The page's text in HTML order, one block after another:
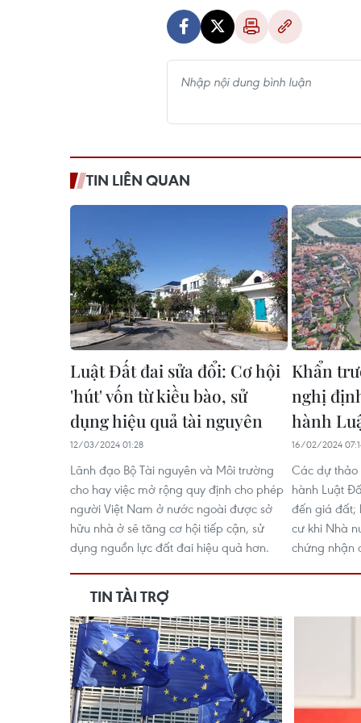
TIN LIÊN QUAN
Luật Đất đai sửa đổi: Cơ hội
'hút' vốn từ kiều bào, sử
dụng hiệu quả tài nguyên
12/03/2024 01:28
Lãnh đạo Bộ Tài nguyên và Môi trường
cho hay việc mở rộng quy định cho phép
người Việt Nam ở nước ngoài được sở
hữu nhà ở sẽ tăng cơ hội tiếp cận, sử
dụng nguồn lực đất đai hiệu quả hơn.
Khẩn
nghị
hành
16/02/2024
Các dự
hành Luật
đến giá đất;
cư khi Nhà
chứng nhận